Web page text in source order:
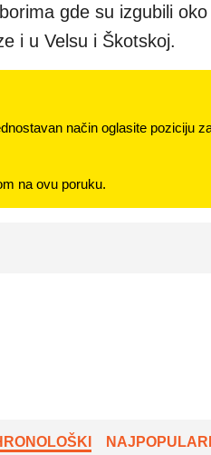
gde su izgubili oko
i u Velsu i Škotskoj.
način oglasite poziciju
na ovu poruku.